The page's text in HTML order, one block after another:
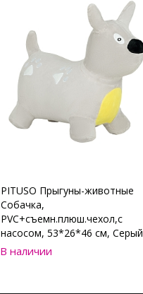
PITUSO Прыгуны-животные
Собачка,
PVC+съемн.плюш.чехол,с
насосом, 53*26*46 см, Серый
В наличии